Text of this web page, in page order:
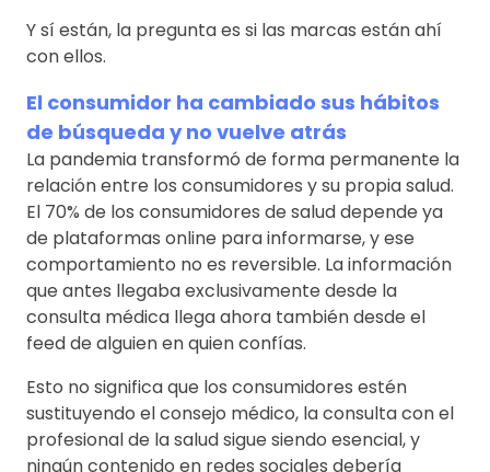
Y sí están, la pregunta es si las marcas están ahí
con ellos.
El consumidor ha cambiado sus hábitos
de búsqueda y no vuelve atrás
La pandemia transformó de forma permanente la
relación entre los consumidores y su propia salud.
El 70% de los consumidores de salud depende ya
de plataformas online para informarse, y ese
comportamiento no es reversible. La información
que antes llegaba exclusivamente desde la
consulta médica llega ahora también desde el
feed de alguien en quien confías.
Esto no significa que los consumidores estén
sustituyendo el consejo médico, la consulta con el
profesional de la salud sigue siendo esencial, y
ningún contenido en redes sociales debería